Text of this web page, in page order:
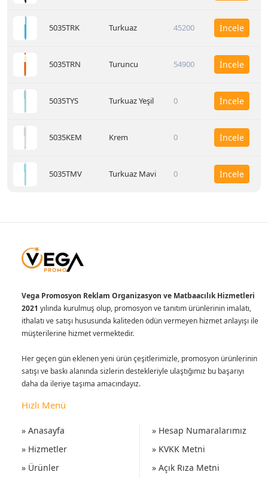
5035TRK Turkuaz 45200 İncele
5035TRN Turuncu 54900 İncele
5035TYS Turkuaz Yeşil 0 İncele
5035KEM Krem 0 İncele
5035TMV Turkuaz Mavi 0 İncele
Vega Promosyon Reklam Organizasyon ve Matbaacılık Hizmetleri
2021 yılında kurulmuş olup, promosyon ve tanıtım ürünlerinin imalatı,
ithalatı ve satışı hususunda kaliteden ödün vermeyen hizmet anlayışı ile
müşterilerine hizmet vermektedir.
Her geçen gün eklenen yeni ürün çeşitlerimizle, promosyon ürünlerinin
satışı ve baskı alanında sizlerin destekleriyle ulaştığımız bu başarıyı
daha da ileriye taşıma amacındayız.
Hızlı Menü
» Anasayfa
» Hizmetler
» Ürünler
» Hesap Numaralarımız
» KVKK Metni
» Açık Rıza Metni